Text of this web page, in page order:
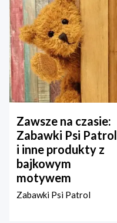
Zawsze na czasie:
Zabawki Psi Patrol
i inne produkty z
bajkowym
motywem
Zabawki Psi Patrol